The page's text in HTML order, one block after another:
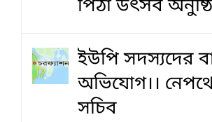
পিঠা উৎসব
ইউপি সদস্যদের
অভিযোগ।।
সচিব